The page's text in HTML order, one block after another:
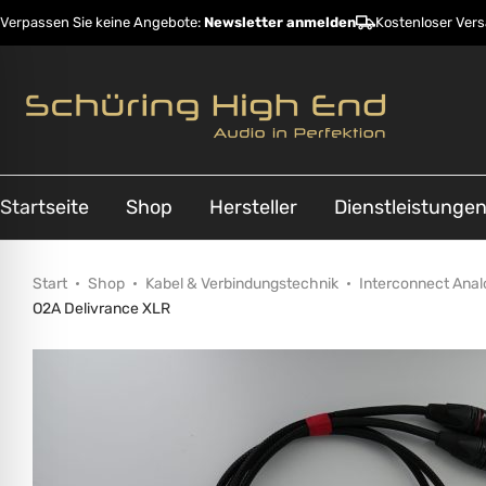
Verpassen Sie keine Angebote: Newsletter anmelden Kostenloser
Startseite Shop Hersteller Dienstleistungen
Start Shop Kabel & Verbindungstechnik Interconnect
O2A Delivrance XLR